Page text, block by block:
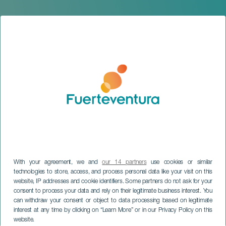
With your agreement, we andour 14 partnersuse cookies or similar
technologies to store, access, and process personal data like your visit on this
website, IP addresses and cookie identifiers. Some partners do not ask for your
consent to process your data and rely on their legitimate business interest. You
can withdraw your consent or object to data processing based on legitimate
interest at any time by clicking on “Learn More” or in our Privacy Policy on this
website.
Weihnachtsliedertreffen
auf der Insel
FUERTEVENTURA